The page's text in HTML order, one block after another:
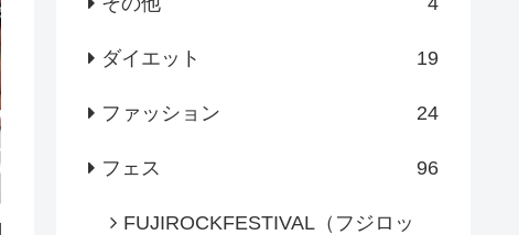
ダイエット 19
ファッション 24
フェス 96
FUJIROCKFESTIVAL（フジロッ